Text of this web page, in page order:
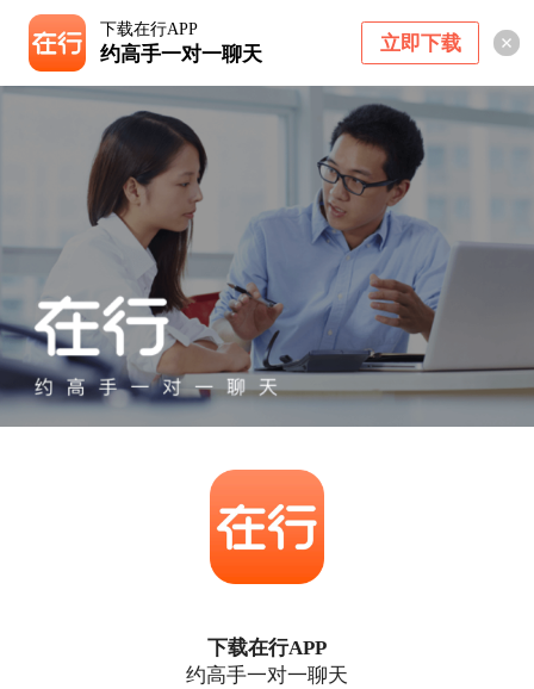
下载在行APP
约高手一对一聊天 立即下载
下载在行APP
约高手一对一聊天